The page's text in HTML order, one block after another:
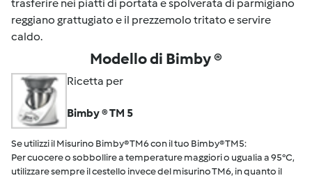
trasferire nei piatti di portata e spolverata di parmigiano
reggiano grattugiato e il prezzemolo tritato e servire
caldo.
Modello di Bimby ®
Ricetta per
Bimby ® TM 5
Se utilizzi il Misurino Bimby® TM6 con il tuo Bimby® TM5:
Per cuocere o sobbollire a temperature maggiori o ugualia a 95°C,
utilizzare sempre il cestello invece del misurino TM6, in quanto il